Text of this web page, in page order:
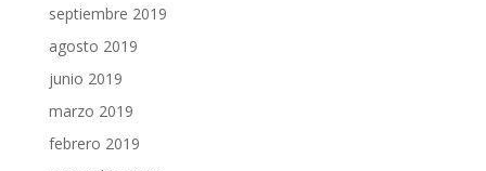
septiembre 2019
agosto 2019
junio 2019
marzo 2019
febrero 2019